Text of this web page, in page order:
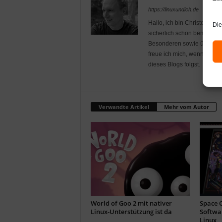
https://linuxundich.de
Hallo, ich bin Christoph –
sicherlich schon bemerkt
Besonderen sowie über
freue ich mich, wenn du
dieses Blogs folgst.
Verwandte Artikel Mehr vom Autor
World of Goo 2 mit nativer
Linux-Unterstützung ist da
Space
Linux